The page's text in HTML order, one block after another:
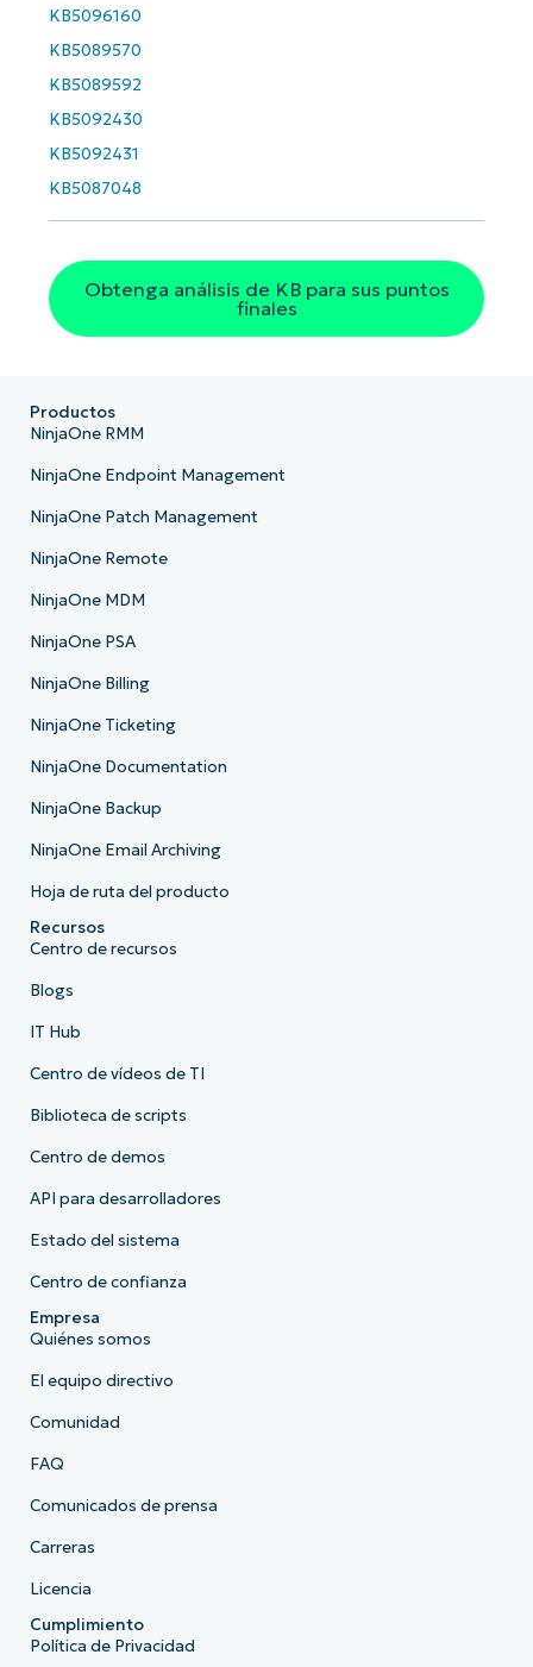
KB5096160
KB5089570
KB5089592
KB5092430
KB5092431
KB5087048
Obtenga análisis de KB para sus puntos
finales
Productos
NinjaOne RMM
NinjaOne Endpoint Management
NinjaOne Patch Management
NinjaOne Remote
NinjaOne MDM
NinjaOne PSA
NinjaOne Billing
NinjaOne Ticketing
NinjaOne Documentation
NinjaOne Backup
NinjaOne Email Archiving
Hoja de ruta del producto
Recursos
Centro de recursos
Blogs
IT Hub
Centro de vídeos de TI
Biblioteca de scripts
Centro de demos
API para desarrolladores
Estado del sistema
Centro de confianza
Empresa
Quiénes somos
El equipo directivo
Comunidad
FAQ
Comunicados de prensa
Carreras
Licencia
Cumplimiento
Política de Privacidad